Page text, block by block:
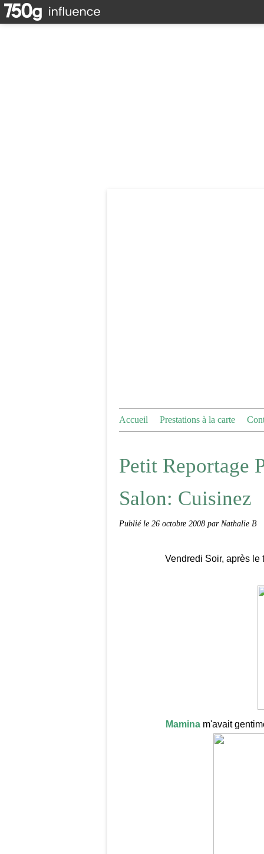
Accueil Prestations à la carte
Petit Reportage
Salon: Cuisinez
Publié le 26 octobre 2008 par Nathalie B
Vendredi Soir, après
Maminam'avait